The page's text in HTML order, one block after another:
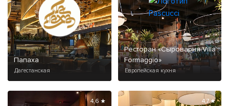
Папаха
Дагестанская
Ресторан «Сыроварня Villa
Formaggio»
Европейская кухня
4,6 ★ 4,7 ★